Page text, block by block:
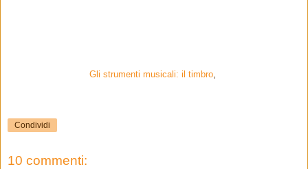
Gli strumenti musicali: il timbro,
Condividi
10 commenti: